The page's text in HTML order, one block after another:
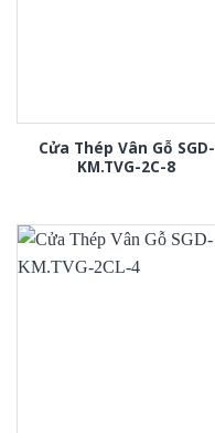
Cửa Thép Vân Gỗ SGD-
KM.TVG-2C-8